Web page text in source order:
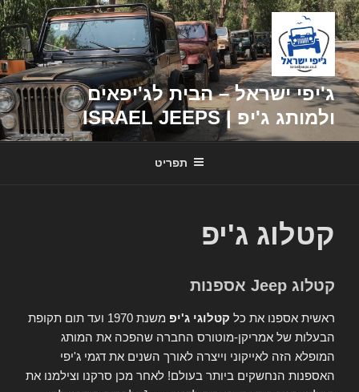
דילוג
לתוכן
ג'יפי ישראל – הבית לג'יפאים
ולמותג ג'יפ | ISRAEL JEEPS
תפריט
קטלוג ג'יפ
קטלוג Jeep אספנות
ראשית אספנו את כל קטלוגי ג'יפ
משנת 1970 ועד תום תקופת
הבעלות של אמריקן-מוטורס החברה שהפכה את המותג
המופלא הזה לאייקוני וייצרה לאורך השנים את דגמי ג'יפי
האספנות הנחשקים ביותר בעולם! לאחר מכן סרקנו וצילמנו את